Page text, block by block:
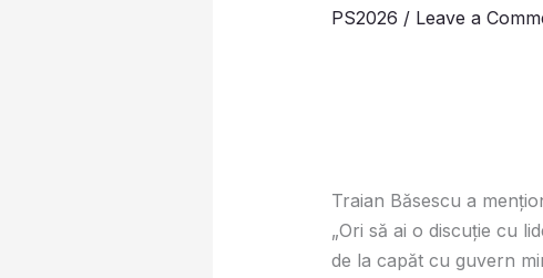
PS2026 / Leave a
Traian Băsescu a
„Ori să ai o discuție cu
de la capăt cu guvern